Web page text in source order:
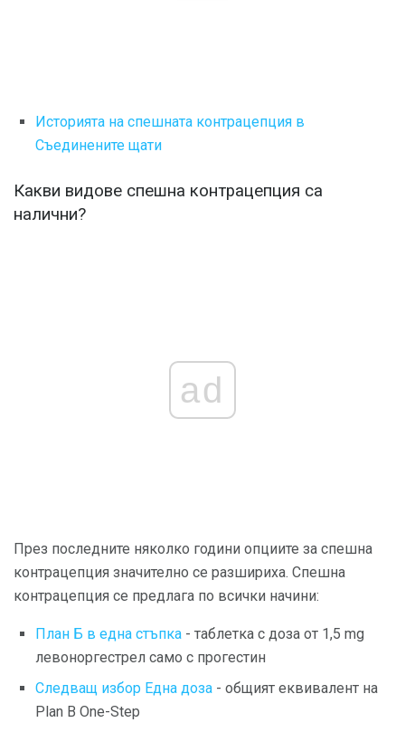
Историята на спешната контрацепция в
Съединените щати
Какви видове спешна контрацепция са
налични?
ad
През последните няколко години опциите за спешна
контрацепция значително се разшириха. Спешна
контрацепция се предлага по всички начини:
План Б в една стъпка - таблетка с доза от 1,5 mg
левоноргестрел само с прогестин
Следващ избор Една доза - общият еквивалент на
Plan B One-Step